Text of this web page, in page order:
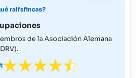
ralfsfincas?
de la Asociación Alemana